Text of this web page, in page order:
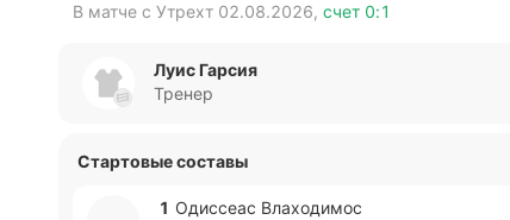
В матче с Утрехт 02.08.2026, счет 0:1
Луис Гарсия
Тренер
Стартовые составы
1 Оди­ссеас Вла­хо­ди­мос